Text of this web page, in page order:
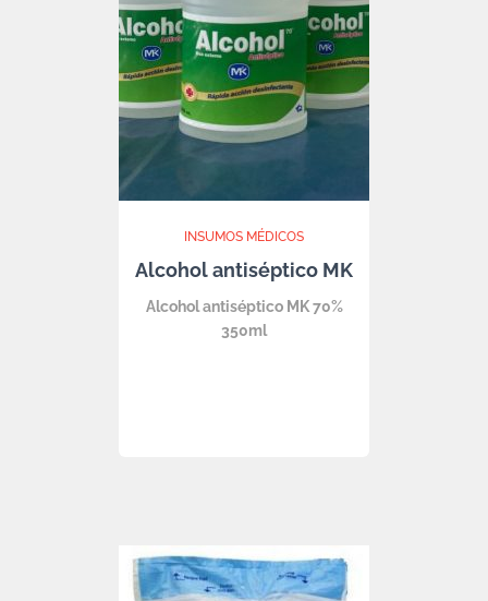
INSUMOS MÉDICOS
Alcohol antiséptico MK
Alcohol antiséptico MK 70%
350ml